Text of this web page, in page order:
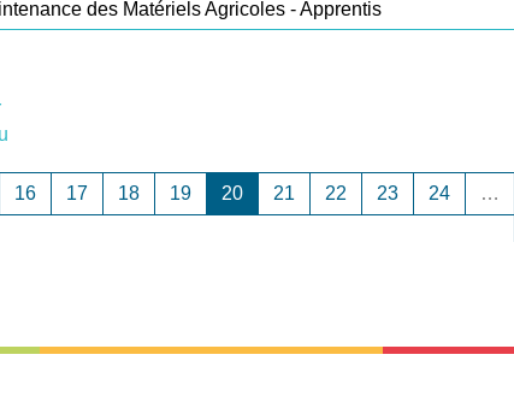
des Matériels Agricoles - Apprentis
16 17 18 19 20 21 22 23 24
…